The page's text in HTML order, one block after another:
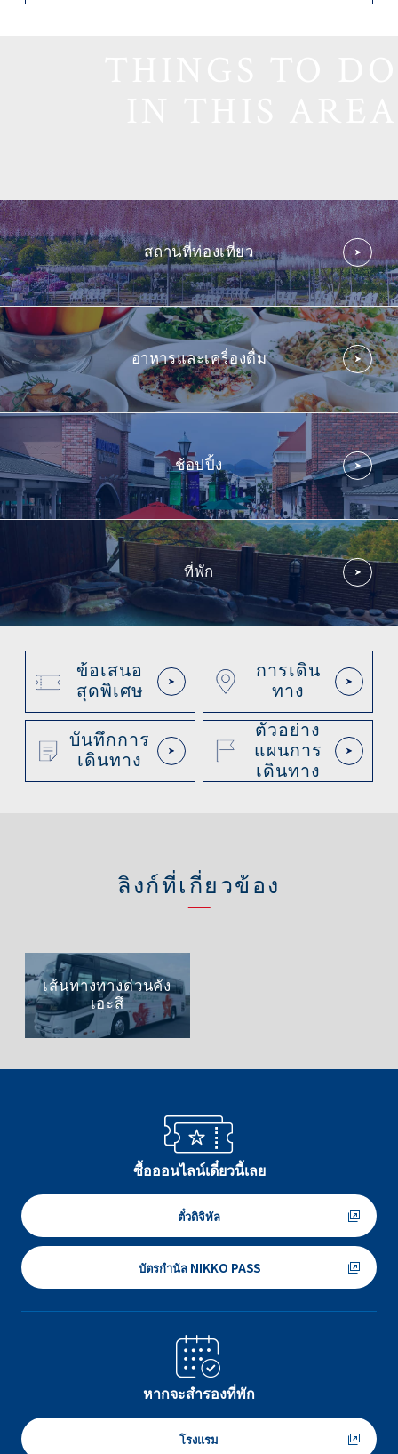
สถานที่ท่องเที่ยว
อาหารและเครื่องดื่ม
ช้อปปิ้ง
ที่พัก
ข้อเสนอ
สุดพิเศษ
การเดิน
ทาง
บันทึกการ
เดินทาง
ตัวอย่าง
แผนการ
เดินทาง
ลิงก์ที่เกี่ยวข้อง
เส้นทางทางด่วนคัง
เอะสึ
ซื้อออนไลน์เดี๋ยวนี้เลย
ตั๋วดิจิทัล
บัตรกำนัล NIKKO PASS
หากจะสำรองที่พัก
โรงแรม